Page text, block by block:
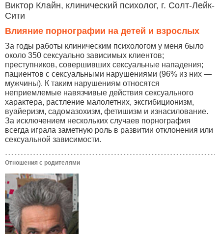
Виктор Клайн, клинический психолог, г. Солт-Лейк-
Сити
Влияние порнографии на детей и взрослых
За годы работы клиническим психологом у меня было
около 350 сексуально зависимых клиентов;
преступников, совершивших сексуальные нападения;
пациентов с сексуальными нарушениями (96% из них —
мужчины). К таким нарушениям относятся
неприемлемые навязчивые действия сексуального
характера, растление малолетних, эксгибиционизм,
вуайеризм, садомазохизм, фетишизм и изнасилование.
За исключением нескольких случаев порнография
всегда играла заметную роль в развитии отклонения или
сексуальной зависимости.
Отношения с родителями